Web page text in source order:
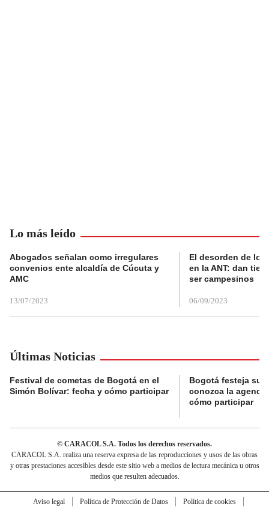
Lo más leído
Abogados señalan como irregulares
convenios ente alcaldía de Cúcuta y
AMC
13/07/2023
El desorden de
en la ANT: dan
ser campesinos
06/09/2023
Últimas Noticias
Festival de cometas de Bogotá en el
Simón Bolívar: fecha y cómo participar
Bogotá festeja su
conozca la
cómo participar
© CARACOL S.A. Todos los derechos reservados.
CARACOL S.A. realiza una reserva expresa de las reproducciones y usos de las obras
y otras prestaciones accesibles desde este sitio web a medios de lectura mecánica u otros
medios que resulten adecuados.
Aviso legal Política de Protección de Datos
Política de cookies